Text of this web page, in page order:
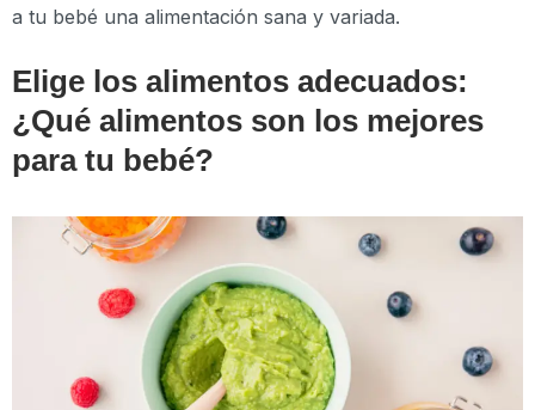
a tu bebé una alimentación sana y variada.
Elige los alimentos adecuados:
¿Qué alimentos son los mejores
para tu bebé?